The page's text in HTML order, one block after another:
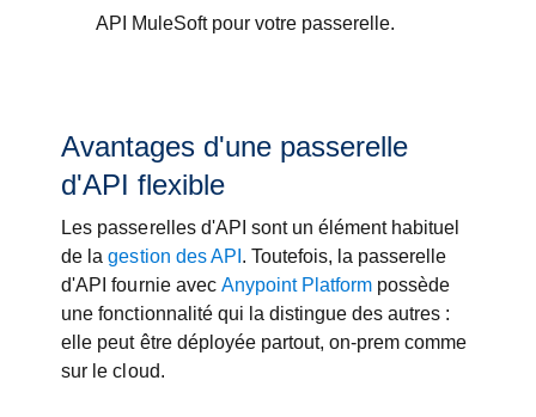
API MuleSoft pour votre passerelle.
Avantages d'une passerelle
d'API flexible
Les passerelles d'API sont un élément habituel
de lagestion des API . Toutefois, la passerelle
d'API fournie avec Anypoint Platform possède
une fonctionnalité qui la distingue des autres :
elle peut être déployée partout, on-prem comme
sur le cloud.